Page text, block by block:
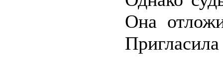
Она